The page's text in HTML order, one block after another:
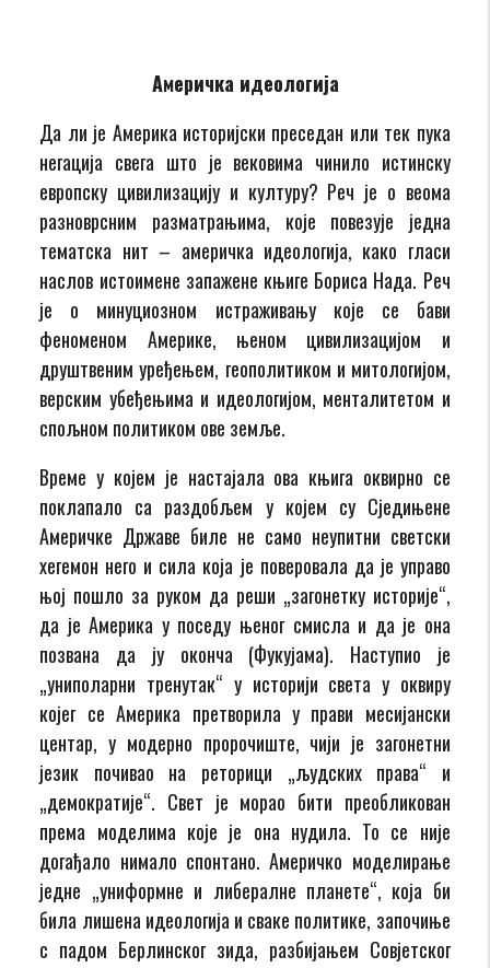
Америчка идеологија
Да ли је Америка историјски преседан или тек пука
негација свега што је вековима чинило истинску
европску цивилизацију и културу? Реч је о веома
разноврсним разматрањима, које повезује једна
тематска нит – америчка идеологија, како гласи
наслов истоимене запажене књиге Бориса Нада. Реч
је о минуциозном истраживању које се бави
феноменом Америке, њеном цивилизацијом и
друштвеним уређењем, геополитиком и митологијом,
верским убеђењима и идеологијом, менталитетом и
спољном политиком ове земље.
Време у којем је настајала ова књига оквирно се
поклапало са раздобљем у којем су Сједињене
Америчке Државе биле не само неупитни светски
хегемон него и сила која је поверовала да је управо
њој пошло за руком да реши „загонетку историје“,
да је Америка у поседу њеног смисла и да је она
позвана да ју оконча (Фукујама). Наступио је
„униполарни тренутак“ у историји света у оквиру
којег се Америка претворила у прави месијански
центар, у модерно пророчиште, чији је загонетни
језик почивао на реторици „људских права“ и
„демократије“. Свет је морао бити преобликован
према моделима које је она нудила. То се није
догађало нимало спонтано. Америчко моделирање
једне „униформне и либералне планете“, која би
била лишена идеологија и сваке политике, започиње
с падом Берлинског зида, разбијањем Совјетског